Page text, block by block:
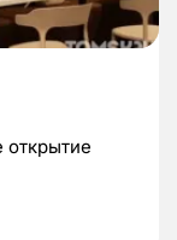
открытие